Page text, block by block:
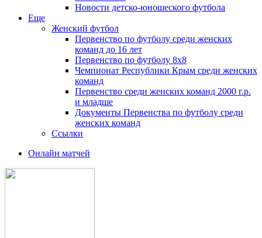
Новости детско-юношеского футбола
Еще
Женский футбол
Первенство по футболу среди женских
команд до 16 лет
Первенство по футболу 8х8
Чемпионат Республики Крым среди женских
команд
Первенство среди женских команд 2000 г.р.
и младше
Документы Первенства по футболу среди
женских команд
Ссылки
Онлайн матчей